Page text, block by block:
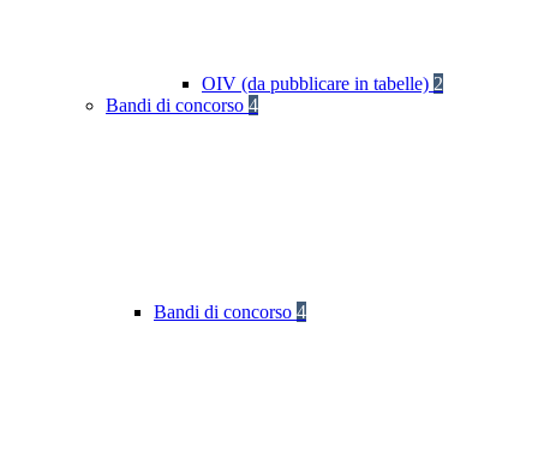
OIV (da pubblicare in tabelle) 2
Bandi di concorso 4
Bandi di concorso 4